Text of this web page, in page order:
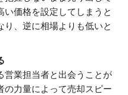
い価格を設定してしまうと
、逆に相場よりも低いと
営業担当者と出会うことが
の力量によって売却スピー